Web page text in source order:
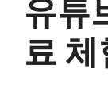
유튜
료 체